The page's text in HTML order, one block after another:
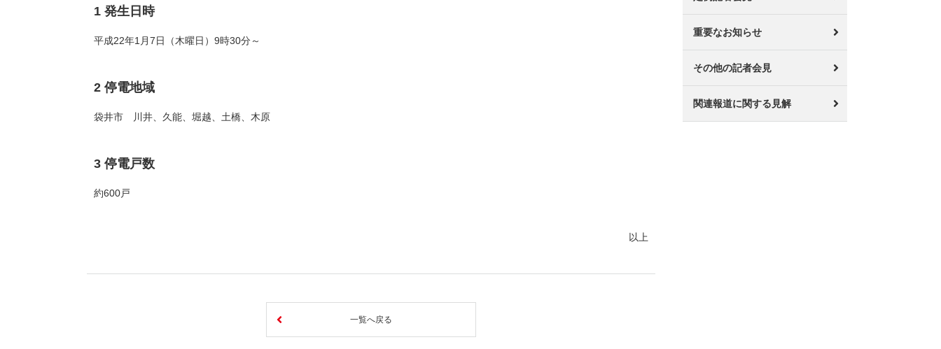
1 発生日時
平成22年1月7日（木曜日）9時30分～
2 停電地域
袋井市 川井、久能、堀越、土橋、木原
3 停電戸数
約600戸
以上
一覧へ戻る
重要なお知らせ
その他の記者会見
関連報道に関する見解